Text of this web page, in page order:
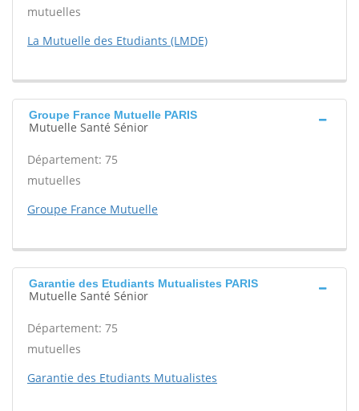
mutuelles
La Mutuelle des Etudiants (LMDE)
Groupe France Mutuelle PARIS
Mutuelle Santé Sénior
Département: 75
mutuelles
Groupe France Mutuelle
Garantie des Etudiants Mutualistes PARIS
Mutuelle Santé Sénior
Département: 75
mutuelles
Garantie des Etudiants Mutualistes